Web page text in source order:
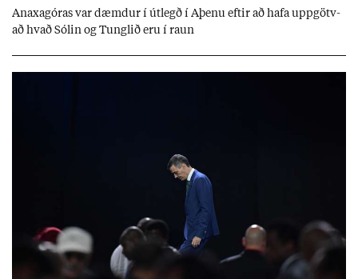
An­axagór­as var dæmd­ur í út­legð í Aþenu eft­ir að hafa upp­götv­
að hvað Sól­in og Tungl­ið eru í raun